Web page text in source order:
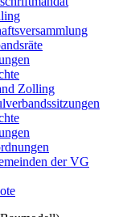
Zolling
der VG